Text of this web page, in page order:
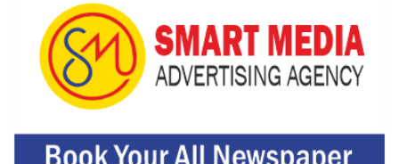
Hukamnama Sri Darbar Sahib, Amritsar – Punjabi Dunia
CM ਮਾਨ ਨੇ 866 ਨੌਜਵਾਨਾਂ ਨੂੰ ਸਰਕਾਰੀ ਨੌਕਰੀਆਂ ਦੇ ਨਿਯੁਕਤੀ ਪੱਤਰ ਸੌਂਪੇ